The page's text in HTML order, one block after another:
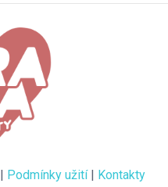
Podmínky užití| Kontakty